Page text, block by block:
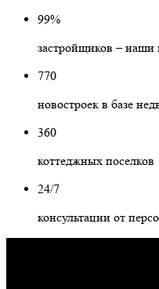
99%
застройщиков – наши
770
новостроек в базе
360
коттеджных поселков
24/7
консультации от